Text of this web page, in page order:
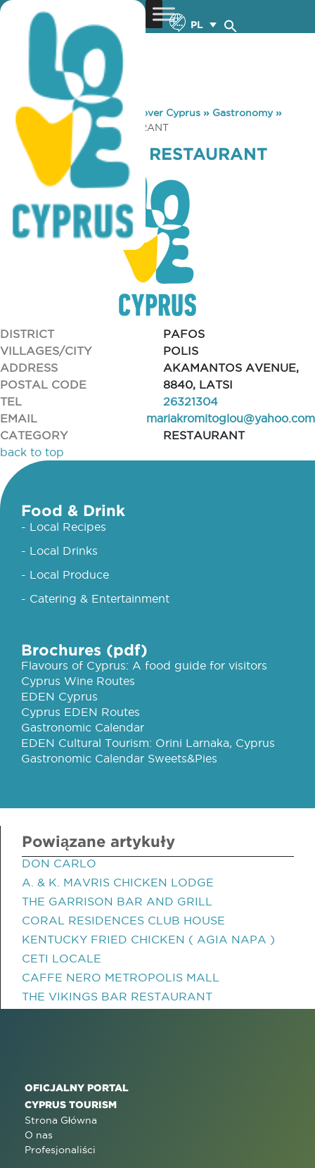
PL
You are here: Home »Discover Cyprus » Gastronomy»
FAROS (LATCHI) RESTAURANT
FAROS (LATCHI) RESTAURANT
DISTRICT
PAFOS
VILLAGES/CITY
POLIS
ADDRESS
AKAMANTOS AVENUE,
POSTAL CODE
8840, LATSI
TEL
26321304
EMAIL
mariakromitoglou@yahoo.com
CATEGORY
RESTAURANT
back to top
Food & Drink
- Local Recipes
- Local Drinks
- Local Produce
- Catering & Entertainment
Brochures (pdf)
Flavours of Cyprus: A food guide for visitors
Cyprus Wine Routes
EDEN Cyprus
Cyprus EDEN Routes
Gastronomic Calendar
EDEN Cultural Tourism: Orini Larnaka, Cyprus
Gastronomic Calendar Sweets&Pies
Powiązane artykuły
DON CARLO
A. & K. MAVRIS CHICKEN LODGE
THE GARRISON BAR AND GRILL
CORAL RESIDENCES CLUB HOUSE
KENTUCKY FRIED CHICKEN ( AGIA NAPA )
CETI LOCALE
CAFFE NERO METROPOLIS MALL
THE VIKINGS BAR RESTAURANT
OFICJALNY PORTAL
CYPRUS TOURISM
Strona Główna
O nas
Profesjonaliści